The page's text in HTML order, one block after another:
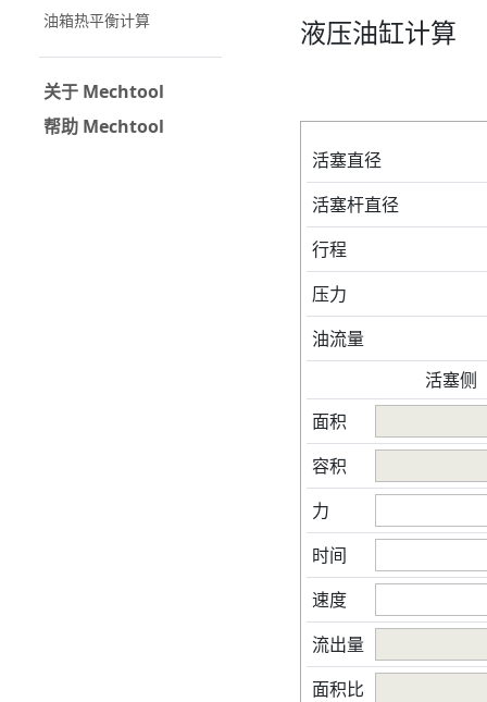
油箱热平衡计算
关于 Mechtool
帮助 Mechtool
液压油缸计算
活塞直径
活塞杆直径
行程
压力
油流量
活塞侧
面积
容积
力
时间
速度
流出量
面积比